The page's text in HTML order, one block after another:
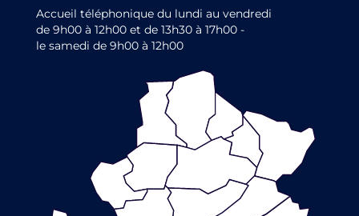
Accueil téléphonique du lundi au vendredi
de 9h00 à 12h00 et de 13h30 à 17h00 -
le samedi de 9h00 à 12h00